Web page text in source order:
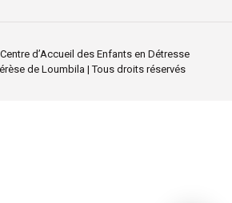
d’Accueil des Enfants en Détresse
de Loumbila | Tous droits réservés